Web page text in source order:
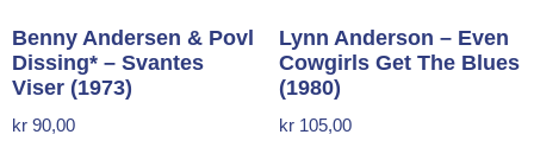
Benny Andersen & Povl
Dissing* – Svantes
Viser (1973)
kr 90,00
Lynn Anderson – Even
Cowgirls Get The Blues
(1980)
kr 105,00